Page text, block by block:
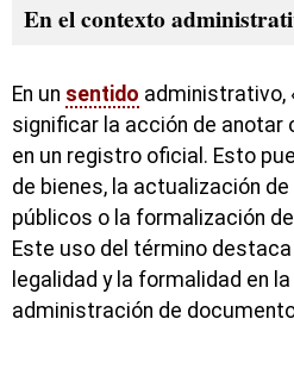
En el contexto
En un sentido administrativo,
significar la acción de anotar
en un registro oficial. Esto
de bienes, la actualización
públicos o la formalización
Este uso del término
legalidad y la formalidad en
administración de